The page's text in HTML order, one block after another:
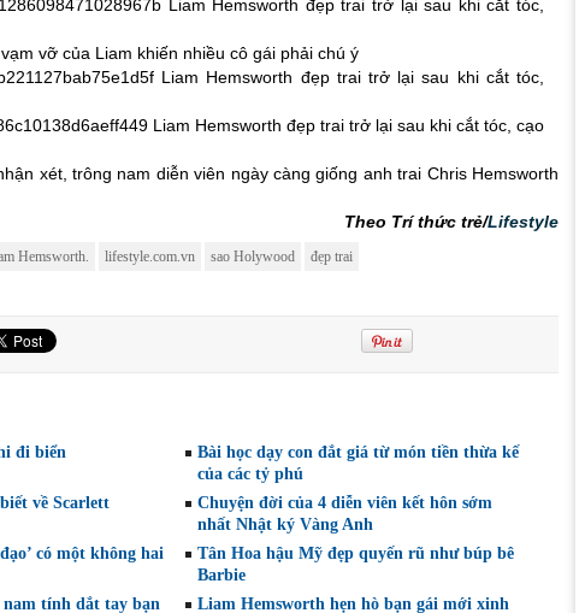
vỡ của Liam khiến nhiều cô gái phải chú ý
xét, trông nam diễn viên ngày càng giống anh trai Chris Hemsworth
Theo Trí thức trẻ/Lifestyle
Hemsworth. lifestyle.com.vn sao Holywood đẹp trai
đi biển
Bài học dạy con đắt giá từ món tiền thừa kế
của các tỷ phú
về Scarlett
Chuyện đời của 4 diễn viên kết hôn sớm
nhất Nhật ký Vàng Anh
có một không hai
Tân Hoa hậu Mỹ đẹp quyến rũ như búp bê
Barbie
tính dắt tay bạn
Liam Hemsworth hẹn hò bạn gái mới xinh